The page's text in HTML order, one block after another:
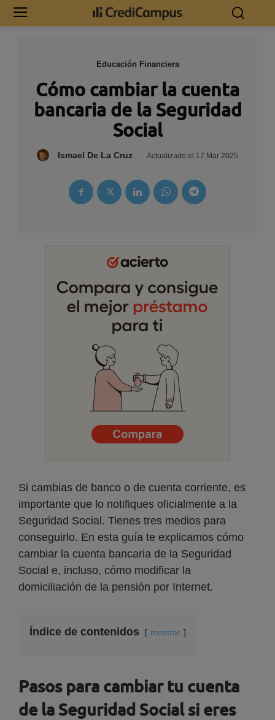
Educación Financiera
Cómo cambiar la cuenta
bancaria de la Seguridad
Social
Ismael De La Cruz Actualizado el 17 Mar 2025
Si cambias de banco o de cuenta corriente, es
importante que lo notifiques oficialmente a la
Seguridad Social. Tienes tres medios para
conseguirlo. En esta guía te explicamos cómo
cambiar la cuenta bancaria de la Seguridad
Social e, incluso, cómo modificar la
domiciliación de la pensión por Internet.
Índice de contenidos mostrar
Pasos para cambiar tu cuenta
de la Seguridad Social si eres